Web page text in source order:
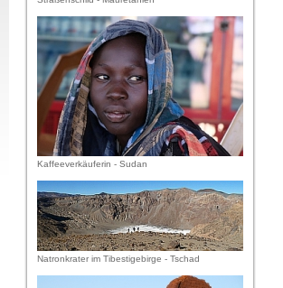
Kaffeeverkäuferin - Sudan
Natronkrater im Tibestigebirge - Tschad